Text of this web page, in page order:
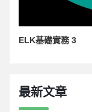
ELK基礎實務 3
最新文章